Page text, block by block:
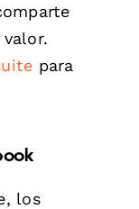
para
los